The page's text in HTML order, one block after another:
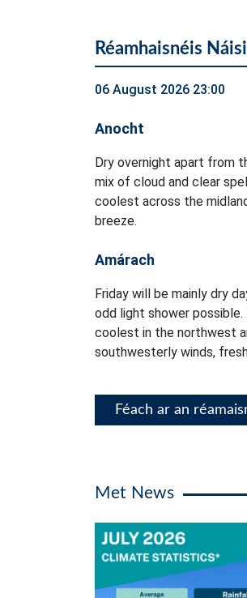
Réamhaisnéis
06 August 2026 23:00
Anocht
Dry overnight apart from
mix of cloud and clear
coolest across the
breeze.
Amárach
Friday will be mainly dry
odd light shower
coolest in the northwest
southwesterly winds,
Féach ar an
Met News